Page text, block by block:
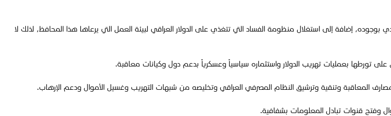
بوجوده، إضافة إلى استغلال منظومة الفساد التي تتغذي على الدولار العراقي لبيئة العمل التي يرعاها هذا المحافظ، لذلك لا
تورطها بعمليات تهريب الدولار واستثماره سياسياً وعسكرياً بدعم دول وكيانات معاقبة.
المعاقبة وتنقية وترشيق النظام المصرفي العراقي وتخليصه من شبهات التهريب وغسيل الأموال ودعم الإرهاب.
وفتح قنوات تبادل المعلومات بشفافية.